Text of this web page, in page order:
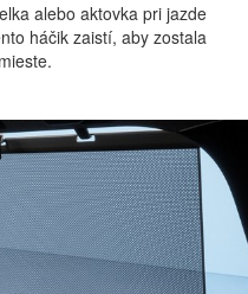
alebo aktovka pri jazde
háčik zaistí, aby zostala